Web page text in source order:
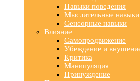
Навыки поведения
Мыслительные навыки
Сенсорные навыки
Влияние
Самопродвижение
Убеждение и
Критика
Манипуляция
Принуждение